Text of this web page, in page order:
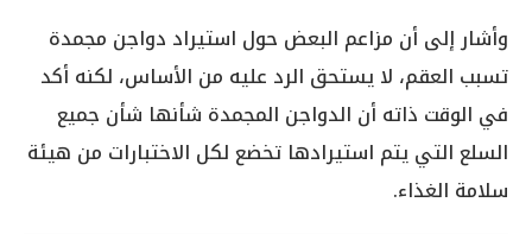
وأشار إلى أن مزاعم البعض حول استيراد دواجن مجمدة
تسبب العقم، لا يستحق الرد عليه من الأساس، لكنه أكد
في الوقت ذاته أن الدواجن المجمدة شأنها شأن جميع
السلع التي يتم استيرادها تخضع لكل الاختبارات من هيئة
سلامة الغذاء.